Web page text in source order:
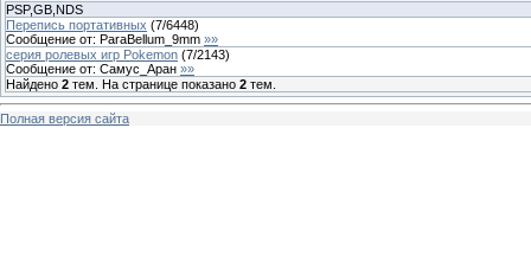
PSP,GB,NDS
Перепись портативных (7/6448)
Сообщение от: ParaBellum_9mm »»
серия ролевых игр Pokemon (7/2143)
Сообщение от: Самус_Аран »»
Найдено 2 тем. На странице показано 2 тем.
Полная версия сайта